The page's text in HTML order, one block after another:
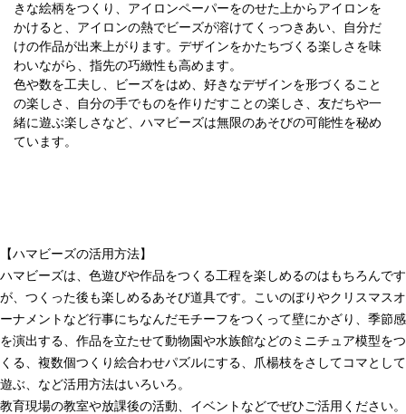
きな絵柄をつくり、アイロンペーパーをのせた上からアイロンを
かけると、アイロンの熱でビーズが溶けてくっつきあい、自分だ
けの作品が出来上がります。デザインをかたちづくる楽しさを味
わいながら、指先の巧緻性も高めます。
色や数を工夫し、ビーズをはめ、好きなデザインを形づくること
の楽しさ、自分の手でものを作りだすことの楽しさ、友だちや一
緒に遊ぶ楽しさなど、ハマビーズは無限のあそびの可能性を秘め
ています。
【ハマビーズの活用方法】
ハマビーズは、色遊びや作品をつくる工程を楽しめるのはもちろんです
が、つくった後も楽しめるあそび道具です。こいのぼりやクリスマスオ
ーナメントなど行事にちなんだモチーフをつくって壁にかざり、季節感
を演出する、作品を立たせて動物園や水族館などのミニチュア模型をつ
くる、複数個つくり絵合わせパズルにする、爪楊枝をさしてコマとして
遊ぶ、など活用方法はいろいろ。
教育現場の教室や放課後の活動、イベントなどでぜひご活用ください。